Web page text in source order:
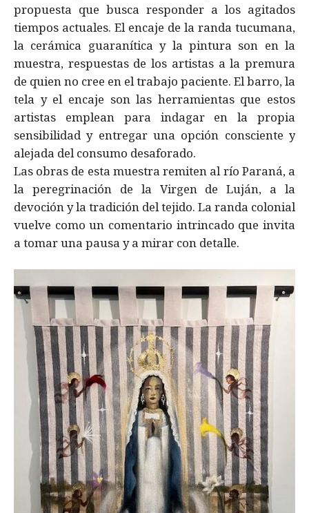
propuesta que busca responder a los agitados
tiempos actuales. El encaje de la randa tucumana,
la cerámica guaranítica y la pintura son en la
muestra, respuestas de los artistas a la premura
de quien no cree en el trabajo paciente. El barro, la
tela y el encaje son las herramientas que estos
artistas emplean para indagar en la propia
sensibilidad y entregar una opción consciente y
alejada del consumo desaforado.
Las obras de esta muestra remiten al río Paraná, a
la peregrinación de la Virgen de Luján, a la
devoción y la tradición del tejido. La randa colonial
vuelve como un comentario intrincado que invita
a tomar una pausa y a mirar con detalle.